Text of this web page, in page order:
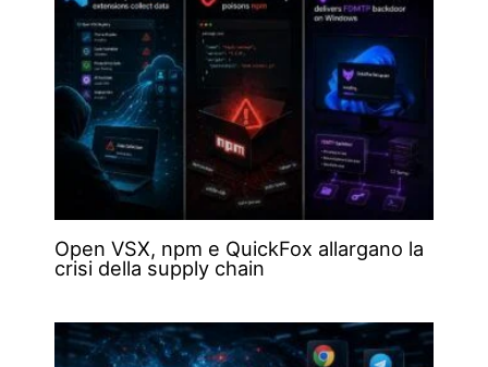
Open VSX, npm e QuickFox allargano la
crisi della supply chain